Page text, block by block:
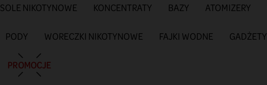
SOLE NIKOTYNOWE KONCENTRATY BAZY ATOMIZERY
PODY WORECZKI NIKOTYNOWE FAJKI WODNE GADŻETY
PROMOCJE